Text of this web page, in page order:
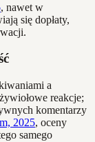
, nawet w
się dopłaty,
a
reakcje;
komentarzy
2025, oceny
samego